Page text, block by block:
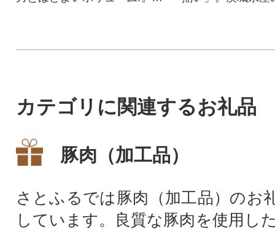
カテゴリに関連するお礼品
豚肉（加工品）
さとふるでは豚肉（加工品）のお
しています。良質な豚肉を使用し